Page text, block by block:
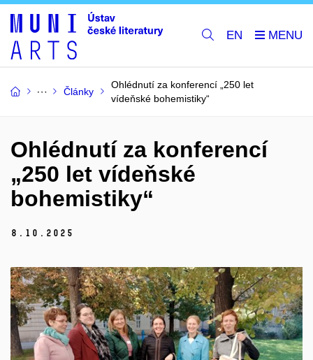
EN
Články
Ohlédnutí za konferencí „250 let
vídeňské bohemistiky“
Ohlédnutí za konferencí
„250 let vídeňské
bohemistiky“
8. 10. 2025